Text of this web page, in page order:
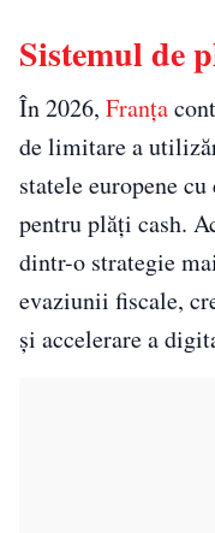
Sistemul de
În 2026, Franța
de limitare a
statele europene
pentru plăți cash.
dintr-o strategie
evaziunii fiscale,
și accelerare a